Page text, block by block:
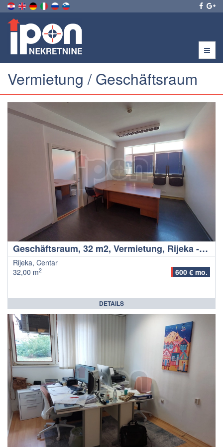
Menu
Vermietung / Geschäftsraum
Geschäftsraum, 32 m2, Vermietung, Rijeka - Centar
Rijeka, Centar
32,00 m2 600 € mo.
DETAILS